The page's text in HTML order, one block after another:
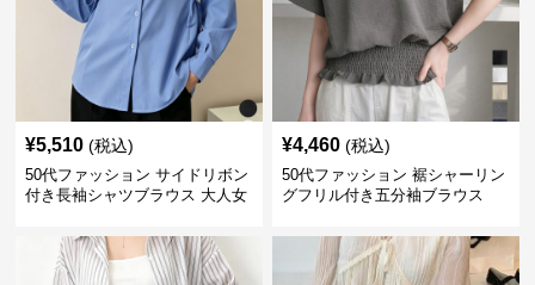
¥5,510 (税込)
50代ファッション サイドリボン
付き長袖シャツブラウス 大人女
¥4,460 (税込)
50代ファッション 裾シャーリン
グフリル付き五分袖ブラウス